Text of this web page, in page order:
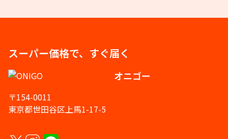
スーパー価格で、すぐ届く
オニゴー
〒154-0011
東京都世田谷区上馬1-17-5